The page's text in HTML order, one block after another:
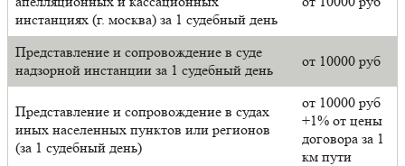
инстанциях (г. москва) за 1 судебный день
Представление и сопровождение в суде
надзорной инстанции за 1 судебный день
от 10000 руб
Представление и сопровождение в судах
иных населенных пунктов или регионов
(за 1 судебный день)
от 10000 руб
+1% от цены
договора за 1
км пути